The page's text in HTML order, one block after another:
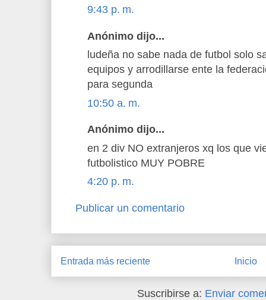
9:43 p. m.
Anónimo dijo...
ludeña no sabe nada de futbol solo
equipos y arrodillarse ente la
para segunda
10:50 a. m.
Anónimo dijo...
en 2 div NO extranjeros xq los que
futbolistico MUY POBRE
4:20 p. m.
Publicar un comentario
Entrada más reciente Inicio
Suscribirse a: Enviar